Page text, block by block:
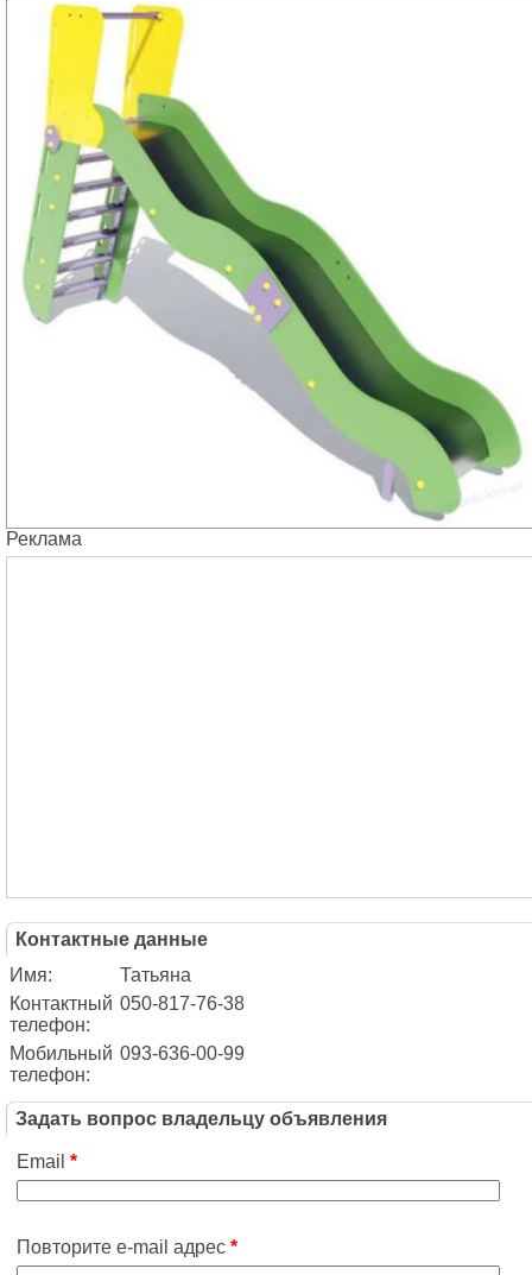
Реклама
Контактные данные
Имя:
Татьяна
Контактный
телефон:
050-817-76-38
Мобильный
телефон:
093-636-00-99
Задать вопрос владельцу объявления
Email *
Повторите e-mail адрес *